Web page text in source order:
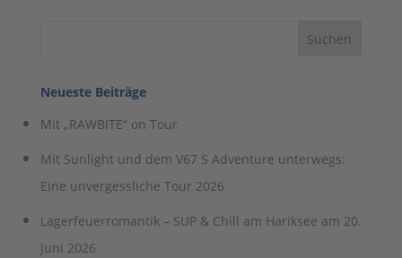
Neueste Beiträge
Mit „RAWBITE“ on Tour
Mit Sunlight und dem V67 S Adventure unterwegs:
Eine unvergessliche Tour 2026
Lagerfeuerromantik – SUP & Chill am Hariksee am 20.
Juni 2026